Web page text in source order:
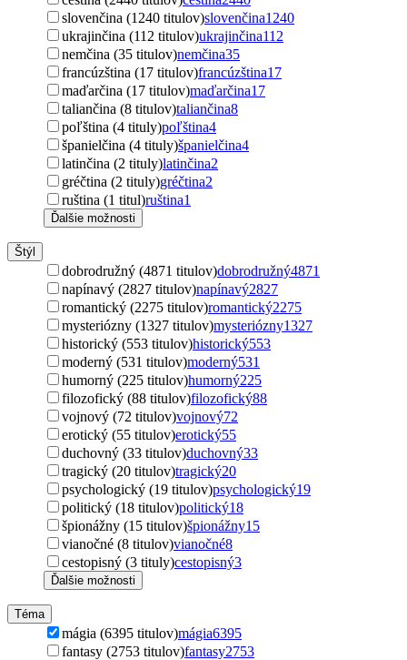
slovenčina (1240 titulov)slovenčina1240
ukrajinčina (112 titulov)ukrajinčina112
nemčina (35 titulov)nemčina35
francúzština (17 titulov)francúzština17
maďarčina (17 titulov)maďarčina17
taliančina (8 titulov)taliančina8
poľština (4 tituly)poľština4
španielčina (4 tituly)španielčina4
latinčina (2 tituly)latinčina2
gréčtina (2 tituly)gréčtina2
ruština (1 titul)ruština1
Ďalšie možnosti
Štýl
dobrodružný (4871 titulov)dobrodružný4871
napínavý (2827 titulov)napínavý2827
romantický (2275 titulov)romantický2275
mysteriózny (1327 titulov)mysteriózny1327
historický (553 titulov)historický553
moderný (531 titulov)moderný531
humorný (225 titulov)humorný225
filozofický (88 titulov)filozofický88
vojnový (72 titulov)vojnový72
erotický (55 titulov)erotický55
duchovný (33 titulov)duchovný33
tragický (20 titulov)tragický20
psychologický (19 titulov)psychologický19
politický (18 titulov)politický18
špionážny (15 titulov)špionážny15
vianočné (8 titulov)vianočné8
cestopisný (3 tituly)cestopisný3
Ďalšie možnosti
Téma
mágia (6395 titulov)mágia6395
fantasy (2753 titulov)fantasy2753